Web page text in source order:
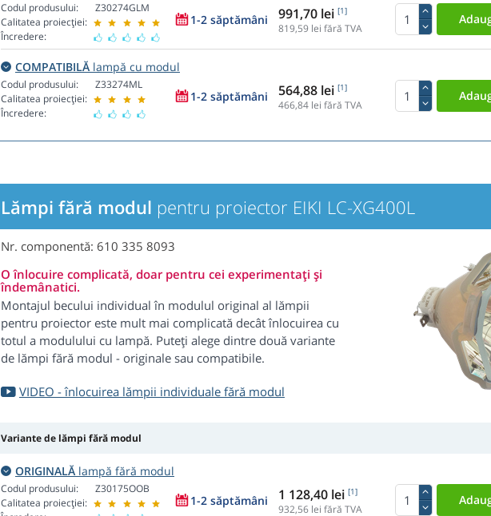
Codul produsului:
Calitatea proiecției:
Încredere:
Z30274GLM
1-2 săptămâni 991,70 lei [1]
819,59 lei fără TVA
COMPATIBILĂ lampă cu modul
Codul produsului:
Calitatea proiecției:
Încredere:
Z33274ML
1-2 săptămâni 564,88 lei [1]
466,84 lei fără TVA
Lămpi fără modul pentru proiector EIKI LC-XG400L
Nr. componentă: 610 335 8093
O înlocuire complicată, doar pentru cei experimentați și
îndemânatici.
Montajul becului individual în modulul original al lămpii
pentru proiector este mult mai complicată decât înlocuirea cu
totul a modulului cu lampă. Puteți alege dintre două variante
de lămpi fără modul - originale sau compatibile.
VIDEO - înlocuirea lămpii individuale fără modul
Variante de lămpi fără modul
ORIGINALĂ lampă fără modul
Codul produsului:
Calitatea proiecției:
Z30175OOB
1-2 săptămâni 1 128,40 lei [1]
932,56 lei fără TVA